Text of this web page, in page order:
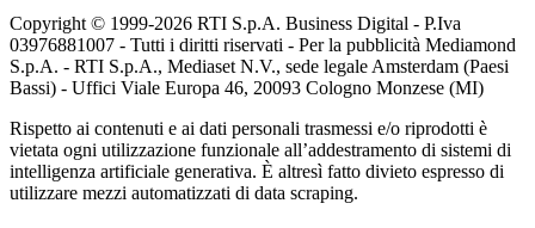
Copyright © 1999-2026 RTI S.p.A. Business Digital - P.Iva
03976881007 - Tutti i diritti riservati - Per la pubblicità Mediamond
S.p.A. - RTI S.p.A., Mediaset N.V., sede legale Amsterdam (Paesi
Bassi) - Uffici Viale Europa 46, 20093 Cologno Monzese (MI)
Rispetto ai contenuti e ai dati personali trasmessi e/o riprodotti è
vietata ogni utilizzazione funzionale all’addestramento di sistemi di
intelligenza artificiale generativa. È altresì fatto divieto espresso di
utilizzare mezzi automatizzati di data scraping.